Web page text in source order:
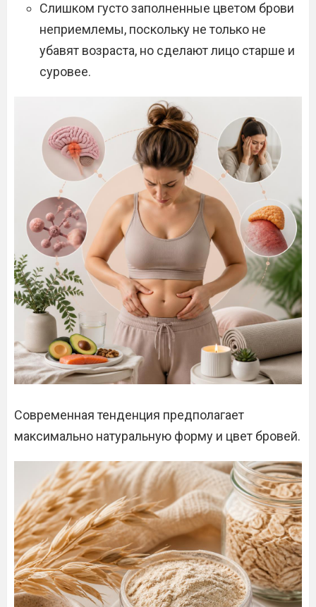
Слишком густо заполненные цветом брови
неприемлемы, поскольку не только не
убавят возраста, но сделают лицо старше и
суровее.
Современная тенденция предполагает
максимально натуральную форму и цвет бровей.